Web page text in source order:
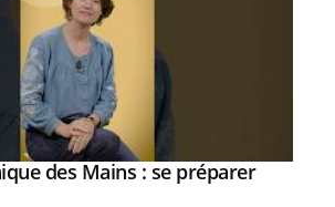
des Mains : se préparer